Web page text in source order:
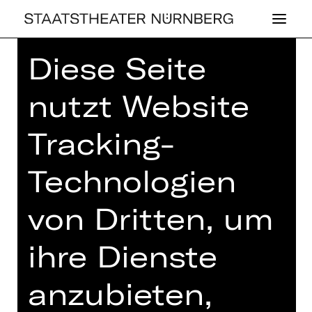
Home>Spielplan 26/27> Der Turm
des Aeolus
KONZERT PLUS
DER TURM DES
AEOLUS
2. Kinderkonzert: Ein Märchen über
Musik von Meinrad Schmitt
Dienstag, 02.02.2027
Diese Seite
nutzt Website
Tracking-
Technologien
von Dritten, um
ihre Dienste
anzubieten,